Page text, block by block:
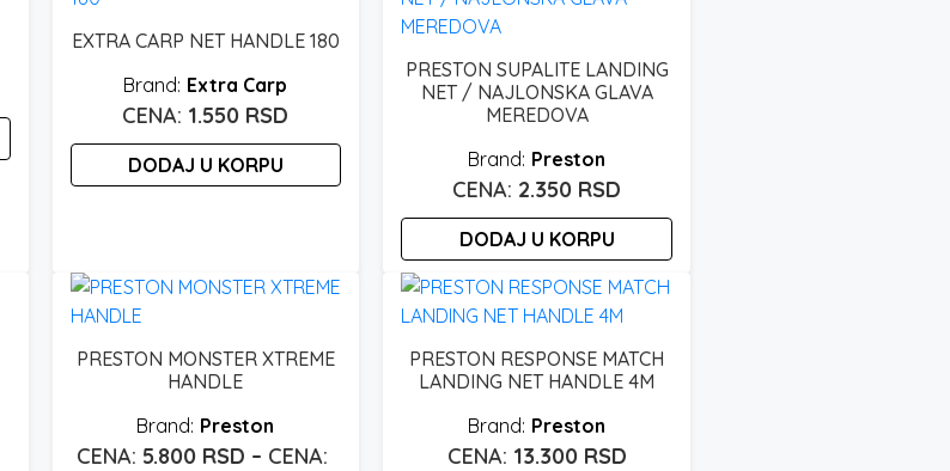
EXTRA CARP NET HANDLE 180
Extra Carp
1.550 RSD
DODAJ U KORPU
PRESTON SUPALITE LANDING
NET / NAJLONSKA GLAVA
MEREDOVA
Preston
2.350 RSD
DODAJ U KORPU
PRESTON MONSTER XTREME
HANDLE
Preston
5.800 RSD –
PRESTON RESPONSE MATCH
LANDING NET HANDLE 4M
Preston
13.300 RSD